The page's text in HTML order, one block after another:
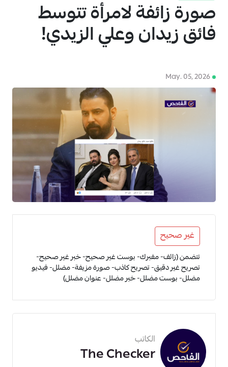
4
3
صورة زائفة لامرأة تتوسط
فائق زيدان وعلي الزيدي!
May. 05, 2026
غير صحيح
تتضمن (زائف- مفبرك- بوست غير صحيح- خبر غير صحيح-
تصريح غير دقيق- تصريح كاذب- صورة مزيفة- مضلل- فيديو
مضلل- بوست مضلل- خبر مضلل- عنوان مضلل)
الكاتب
The Checker